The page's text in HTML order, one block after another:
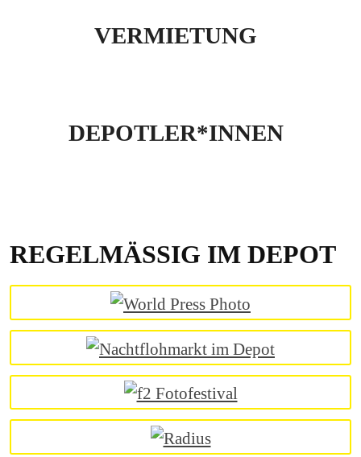
VERMIETUNG
DEPOTLER*INNEN
REGELMÄSSIG IM DEPOT